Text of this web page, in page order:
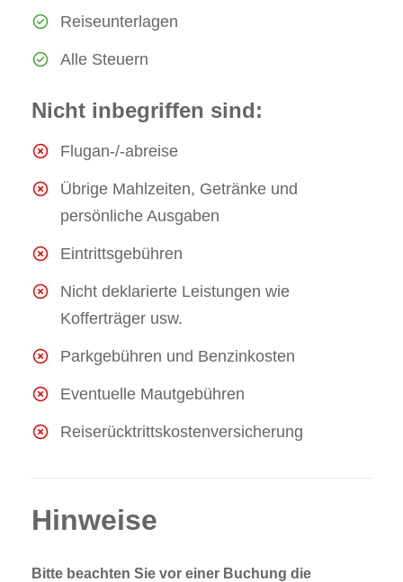
Reiseunterlagen
Alle Steuern
Nicht inbegriffen sind:
Flugan-/-abreise
Übrige Mahlzeiten, Getränke und
persönliche Ausgaben
Eintrittsgebühren
Nicht deklarierte Leistungen wie
Kofferträger usw.
Parkgebühren und Benzinkosten
Eventuelle Mautgebühren
Reiserücktrittskostenversicherung
Hinweise
Bitte beachten Sie vor einer Buchung die